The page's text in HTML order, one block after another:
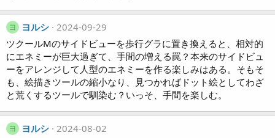
ヨ ヨルシ 2024-09-29
ツクールMのサイドビューを歩行グラに置き換えると、相対的
にエネミーが巨大過ぎて、手間の増える罠？本来のサイドビュ
ーをアレンジして人型のエネミーを作る楽しみはある。そもそ
も、絵描きツールの縮小なり、見つかればドット絵としてわざ
と荒くするツールで馴染む？いっそ、手間を楽しむ。
ヨ ヨルシ 2024-08-02